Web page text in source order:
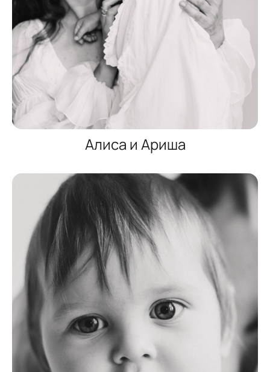
Алиса и Ариша